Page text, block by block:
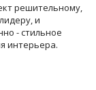
решительному,
и
- стильное
интерьера.